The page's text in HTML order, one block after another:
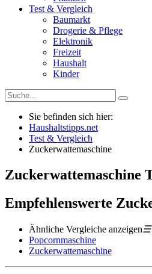
Test & Vergleich
Baumarkt
Drogerie & Pflege
Elektronik
Freizeit
Haushalt
Kinder
Sie befinden sich hier:
Haushaltstipps.net
Test & Vergleich
Zuckerwattemaschine
Zuckerwattemaschine
Empfehlenswerte
Ähnliche Vergleiche anzeigen☰
Popcornmaschine
Zuckerwattemaschine